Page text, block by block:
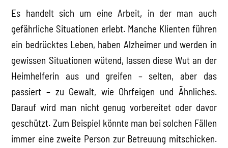
Es handelt sich um eine Arbeit, in der man auch
gefährliche Situationen erlebt. Manche Klienten führen
ein bedrücktes Leben, haben Alzheimer und werden in
gewissen Situationen wütend, lassen diese Wut an der
Heimhelferin aus und greifen – selten, aber das
passiert – zu Gewalt, wie Ohrfeigen und Ähnliches.
Darauf wird man nicht genug vorbereitet oder davor
geschützt. Zum Beispiel könnte man bei solchen Fällen
immer eine zweite Person zur Betreuung mitschicken.